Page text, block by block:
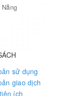
sử dụng
giao dịch
ích